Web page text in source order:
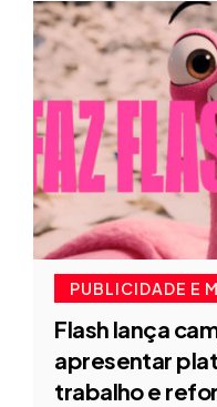
PUBLICIDADE E
Flash lança
apresentar
trabalho e